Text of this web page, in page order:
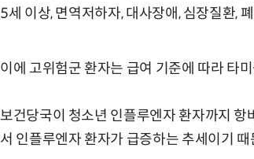
5세 이상, 면역저하자, 대사장애, 심장질환,
이에 고위험군 환자는 급여 기준에 따라 타
보건당국이 청소년 인플루엔자 환자까지 항
서 인플루엔자 환자가 급증하는 추세이기 때